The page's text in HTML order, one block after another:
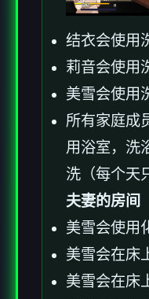
结衣会使用
莉音会使用
美雪会使用
所有家庭成
用浴室，洗
洗（每个天
夫妻的房间
美雪会使用
美雪会在床
美雪会在床